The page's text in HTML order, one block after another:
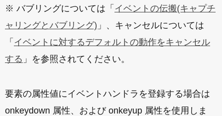
※ バブリングについては「 イベントの伝搬(キャプチ
ャリングとバブリング) 」、キャンセルについては
「 イベントに対するデフォルトの動作をキャンセル
する 」を参照されてください。
要素の属性値にイベントハンドラを登録する場合は
onkeydown 属性、および onkeyup 属性を使用しま